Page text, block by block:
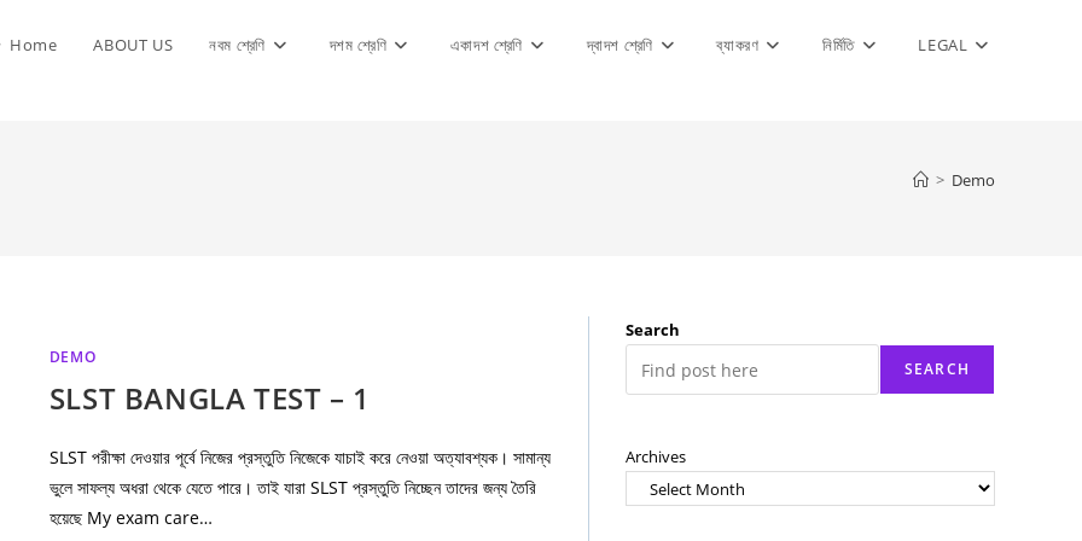
Home ABOUT US নবম শ্রেণি দশম শ্রেণি একাদশ শ্রেণি দ্বাদশ শ্রেণি ব্যাকরণ নির্মিতি LEGAL
> Demo
DEMO
SLST BANGLA TEST – 1
SLST পরীক্ষা দেওয়ার পূর্বে নিজের প্রস্তুতি নিজেকে যাচাই করে নেওয়া অত্যাবশ্যক। সামান্য
ভুলে সাফল্য অধরা থেকে যেতে পারে। তাই যারা SLST প্রস্তুতি নিচ্ছেন তাদের জন্য তৈরি
হয়েছে My exam care…
Search
SEARCH
Archives